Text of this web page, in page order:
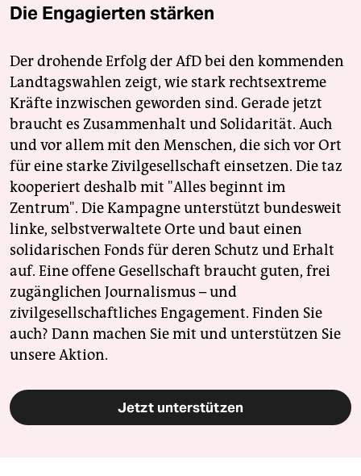
Die Engagierten stärken
Der drohende Erfolg der AfD bei den kommenden
Landtagswahlen zeigt, wie stark rechtsextreme
Kräfte inzwischen geworden sind. Gerade jetzt
braucht es Zusammenhalt und Solidarität. Auch
und vor allem mit den Menschen, die sich vor Ort
für eine starke Zivilgesellschaft einsetzen. Die taz
kooperiert deshalb mit "Alles beginnt im
Zentrum". Die Kampagne unterstützt bundesweit
linke, selbstverwaltete Orte und baut einen
solidarischen Fonds für deren Schutz und Erhalt
auf. Eine offene Gesellschaft braucht guten, frei
zugänglichen Journalismus – und
zivilgesellschaftliches Engagement. Finden Sie
auch? Dann machen Sie mit und unterstützen Sie
unsere Aktion.
Jetzt unterstützen